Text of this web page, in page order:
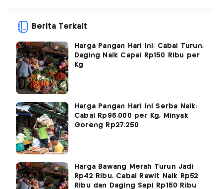
Berita Terkait
Harga Pangan Hari Ini: Cabai Turun,
Daging Naik Capai Rp150 Ribu per
Kg
Harga Pangan Hari Ini Serba Naik:
Cabai Rp95.000 per Kg, Minyak
Goreng Rp27.250
Harga Bawang Merah Turun Jadi
Rp42 Ribu, Cabai Rawit Naik Rp52
Ribu dan Daging Sapi Rp150 Ribu